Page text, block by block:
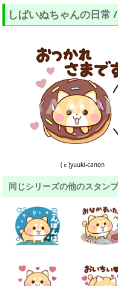
しばいぬちゃんの日常
(ｃ)yuuki-canon
同じシリーズの他のスタン